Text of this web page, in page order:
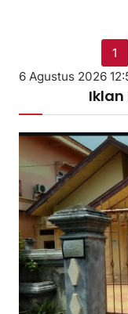
1
6 Agustus 2026
Iklan